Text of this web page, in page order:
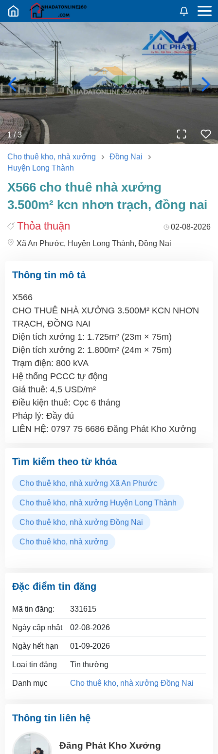
Nhadatban24h.vn
1/3
Cho thuê kho, nhà xưởng
Đồng Nai
Huyện Long Thành
x566 cho thuê nhà xưởng
3.500m² kcn nhơn trạch, đồng nai
Thỏa thuận
02-08-2026
Xã An Phước, Huyện Long Thành, Đồng Nai
Thông tin mô tả
X566
CHO THUÊ NHÀ XƯỞNG 3.500M² KCN NHƠN
TRẠCH, ĐỒNG NAI
Diện tích xưởng 1: 1.725m² (23m × 75m)
Diện tích xưởng 2: 1.800m² (24m × 75m)
Trạm điện: 800 kVA
Hệ thống PCCC tự động
Giá thuê: 4,5 USD/m²
Điều kiện thuê: Cọc 6 tháng
Pháp lý: Đầy đủ
LIÊN HỆ: 0797 75 6686 Đăng Phát Kho Xưởng
Tìm kiếm theo từ khóa
Cho thuê kho, nhà xưởng Xã An Phước
Cho thuê kho, nhà xưởng Huyện Long Thành
Cho thuê kho, nhà xưởng Đồng Nai
Cho thuê kho, nhà xưởng
Đặc điểm tin đăng
Mã tin đăng: 331615
Ngày cập nhật 02-08-2026
Ngày hết hạn 01-09-2026
Loại tin đăng Tin thường
Danh mục Cho thuê kho, nhà xưởng Đồng Nai
Thông tin liên hệ
Đăng Phát Kho Xưởng